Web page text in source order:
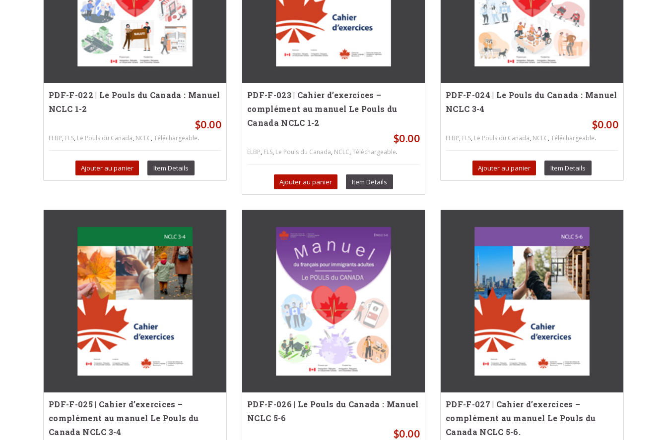
PDF-F-022 | Le Pouls du Canada : Manuel
NCLC 1-2
$0.00
ELBP, FLS, Le Pouls du Canada, NCLC,Téléchargeable.
Ajouter au panier Item Details
PDF-F-023 | Cahier d’exercices –
complément au manuel Le Pouls du
Canada NCLC 1-2
$0.00
ELBP, FLS, Le Pouls du Canada, NCLC,Téléchargeable.
Ajouter au panier Item Details
PDF-F-024 | Le Pouls du Canada : Manuel
NCLC 3-4
$0.00
ELBP, FLS, Le Pouls du Canada, NCLC,Téléchargeable.
Ajouter au panier Item Details
PDF-F-025 | Cahier d’exercices –
complément au manuel Le Pouls du
Canada NCLC 3-4
PDF-F-026 | Le Pouls du Canada : Manuel
NCLC 5-6
$0.00
PDF-F-027 | Cahier d’exercices –
complément au manuel Le Pouls du
Canada NCLC 5-6.